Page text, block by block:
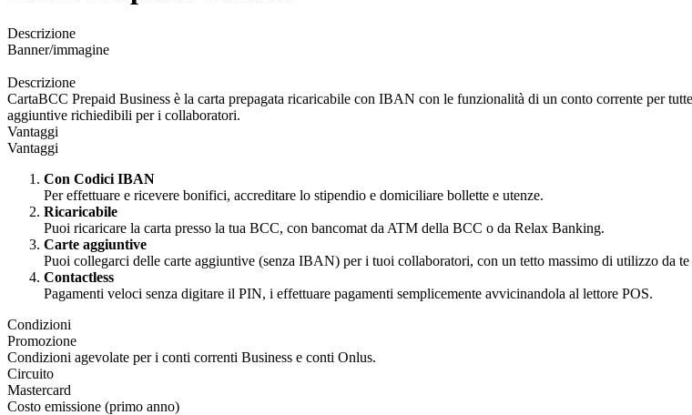
Descrizione
Banner/immagine
Descrizione
CartaBCC Prepaid Business è la carta prepagata ricaricabile con IBAN con le funzionalità di un conto corrente per
aggiuntive richiedibili per i collaboratori.
Vantaggi
Vantaggi
Con Codici IBAN
Per effettuare e ricevere bonifici, accreditare lo stipendio e domiciliare bollette e utenze.
Ricaricabile
Puoi ricaricare la carta presso la tua BCC, con bancomat da ATM della BCC o da Relax Banking.
Carte aggiuntive
Puoi collegarci delle carte aggiuntive (senza IBAN) per i tuoi collaboratori, con un tetto massimo di utilizzo da
Contactless
Pagamenti veloci senza digitare il PIN, i effettuare pagamenti semplicemente avvicinandola al lettore POS.
Condizioni
Promozione
Condizioni agevolate per i conti correnti Business e conti Onlus.
Circuito
Mastercard
Costo emissione (primo anno)